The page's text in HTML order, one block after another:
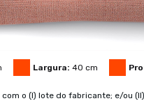
Largura: 40 cm
o (I) lote do fabricante; e/ou